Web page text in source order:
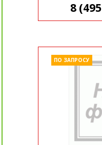
8
ПО ЗАПРОСУ